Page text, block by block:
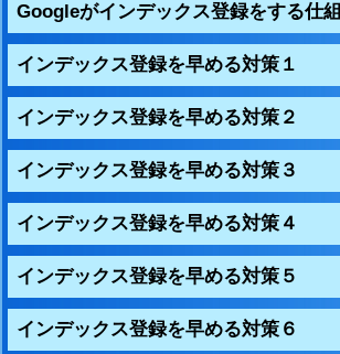
Googleがインデックス登録をする仕組
インデックス登録を早める対策１
インデックス登録を早める対策２
インデックス登録を早める対策３
インデックス登録を早める対策４
インデックス登録を早める対策５
インデックス登録を早める対策６